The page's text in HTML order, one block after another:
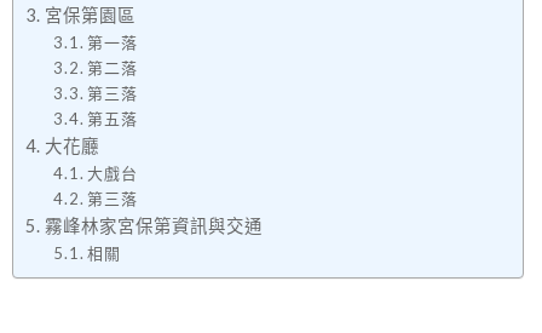
宮保第園區
第一落
第二落
第三落
第五落
大花廳
大戲台
第三落
霧峰林家宮保第資訊與交通
相關